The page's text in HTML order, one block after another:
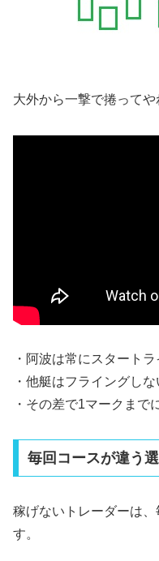
大外から一撃で捲ってや
・阿波は常にスタート
・他艇はフライングし
・その差で1マークまで
毎回コースが違う
稼げないトレーダーは
す。